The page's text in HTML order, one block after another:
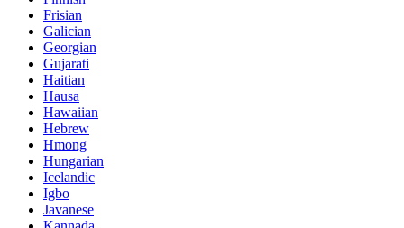
Frisian
Galician
Georgian
Gujarati
Haitian
Hausa
Hawaiian
Hebrew
Hmong
Hungarian
Icelandic
Igbo
Javanese